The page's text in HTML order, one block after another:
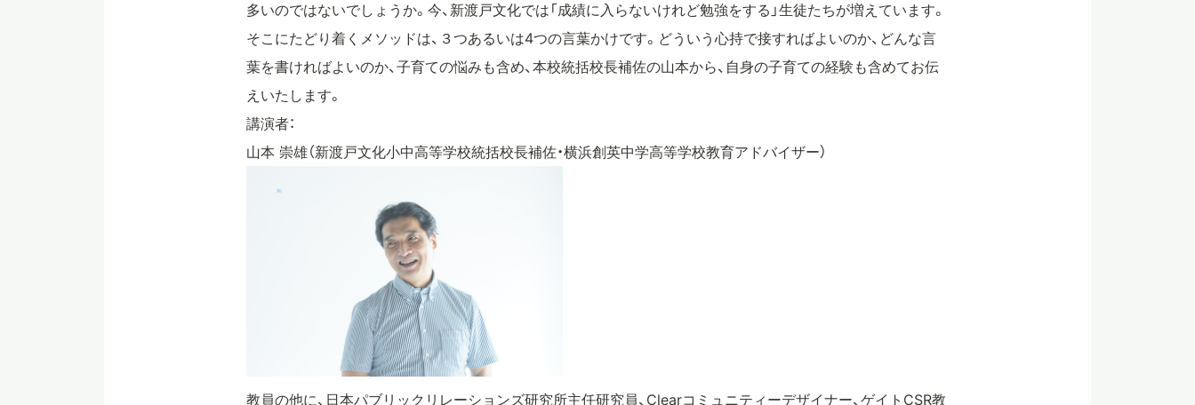
多いのではないでしょうか。今、新渡戸文化では「成績に入らないけれど勉強をする」生徒たちが増えています。
そこにたどり着くメソッドは、３つあるいは4つの言葉かけです。どういう心持で接すればよいのか、どんな言
葉を書ければよいのか、子育ての悩みも含め、本校統括校長補佐の山本から、自身の子育ての経験も含めてお伝
えいたします。
講演者：
山本 崇雄（新渡戸文化小中高等学校統括校長補佐・横浜創英中学高等学校教育アドバイザー）
教員の他に、日本パブリックリレーションズ研究所主任研究員、Clearコミュニティーデザイナー、ゲイトCSR教